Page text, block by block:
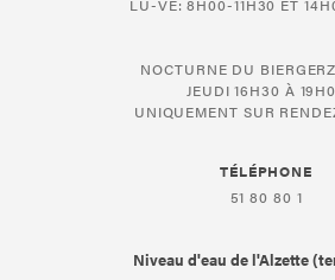
LU-VE: 8H00-11H30 ET
NOCTURNE DU
JEUDI 16H30 À
UNIQUEMENT SUR
TÉLÉPHONE
51 80 80 1
Niveau d'eau de l'Alzette